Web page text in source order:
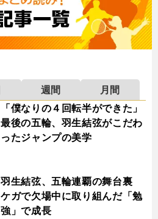
週間
月間
「僕なりの４回転半ができた」
最後の五輪、羽生結弦がこだわ
ったジャンプの美学
羽生結弦、五輪連覇の舞台裏
ケガで欠場中に取り組んだ「勉
強」で成長